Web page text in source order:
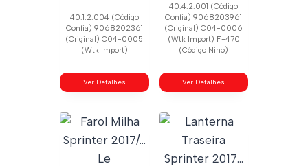
40.1.2.004 (Código
Confia) 9068202361
(Original) C04-0005
(Wtk Import)
Ver Detalhes
40.4.2.001 (Código
Confia) 9068203961
(Original) C04-0006
(Wtk Import) F-470
(Código Nino)
Ver Detalhes